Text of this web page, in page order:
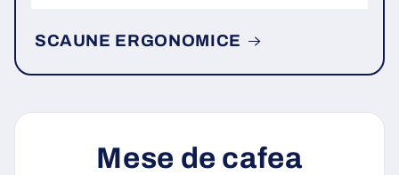
SCAUNE ERGONOMICE
Mese de cafea